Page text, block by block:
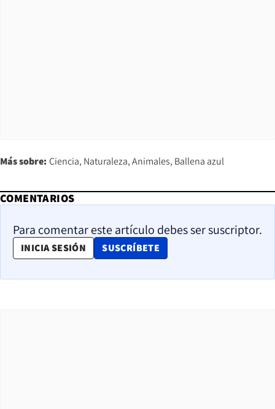
Más sobre: Ciencia Naturaleza Animales Ballena azul
COMENTARIOS
Para comentar este artículo debes ser suscriptor.
INICIA SESIÓN SUSCRÍBETE
OPENS IN NEW WINDOW